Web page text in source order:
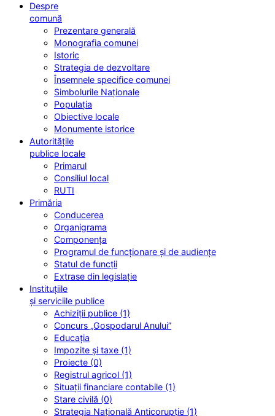
Despre
comună
Prezentare generală
Monografia comunei
Istoric
Strategia de dezvoltare
Însemnele specifice comunei
Simbolurile Naționale
Populația
Obiective locale
Monumente istorice
Autoritățile
publice locale
Primarul
Consiliul local
RUTI
Primăria
Conducerea
Organigrama
Componența
Programul de funcționare și de audiențe
Statul de funcții
Extrase din legislație
Instituțiile
și serviciile publice
Achiziții publice (1)
Concurs „Gospodarul Anului”
Educația
Impozite și taxe (1)
Proiecte (0)
Registrul agricol (1)
Situații financiare contabile (1)
Stare civilă (0)
Strategia Națională Anticorupție (1)